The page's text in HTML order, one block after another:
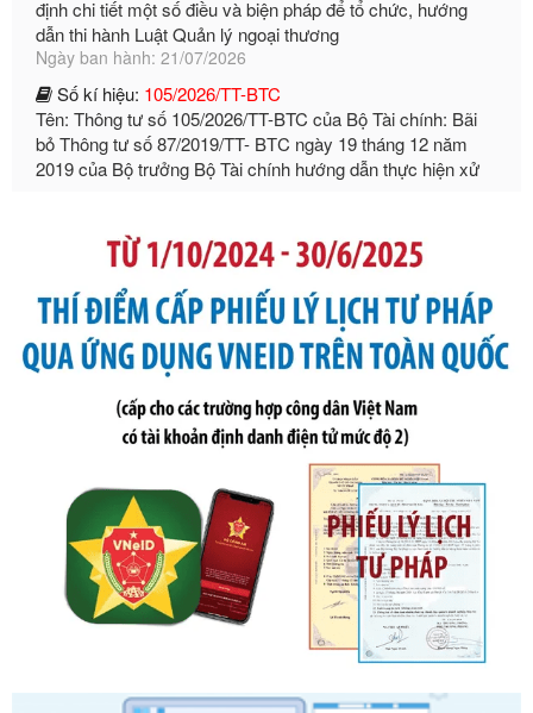
Số kí hiệu:105/2026/TT-BTC
Tên: Thông tư số 105/2026/TT-BTC của Bộ Tài chính: Bãi
bỏ Thông tư số 87/2019/TT- BТC ngày 19 tháng 12 năm
2019 của Bộ trưởng Bộ Tài chính hướng dẫn thực hiện xử
phạt vi phạm hành chính trong lĩnh vực kho bạc nhà nước
Ngày ban hành: 21/07/2026
Số kí hiệu:291/2026/NĐ-CP
ngày 19 tháng 10 năm 2020 của Chính phủ quy định xử
phạt vi phạm hành chính về thuế, hóa đơn được sửa đổi, bổ
sung bởi Nghị định số 102/2021/NĐ-CP
Ngày ban hành: 20/07/2026
Số kí hiệu:
2303/QĐ-UBND
Tên: Quyết định công bố Danh mục thủ tục hành chính mới
ban hành, được sửa đổi, bổ sung, bị bãi bỏ và phê duyệt
Quy trình nội bộ, quy trình điện tử giải quyết thủ tục hành
chính trong một số lĩnh vực thuộc phạm vi chức năng quản
lý của Sở Văn hóa, Thể tha
Ngày ban hành: 01/06/2026
Số kí hiệu:2304/QĐ-UBND
Tên: Quyết định công bố Danh mục thủ tục hành chính
được sửa đổi, bổ sung và phê duyệt Quy trình nội bộ, quy
trình điện tử giải quyết thủ tục hành chính trong lĩnh vực Du
lịch thuộc phạm vi chức năng quản lý của Sở Văn hóa, Thể
Ngày ban hành: 01/06/2026